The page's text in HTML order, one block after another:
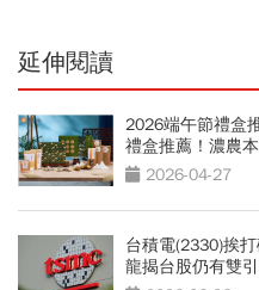
延伸閱讀
2026端午節禮盒
禮盒推薦！濃農
2026-04-27
台積電(2330)挨
龍揭台股仍有雙